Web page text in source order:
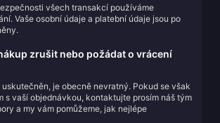
všech transakcí používáme
Vaše osobní údaje a platební údaje jsou po
zrušit nebo požádat o vrácení
je obecně nevratný. Pokud se však
s vaší objednávkou, kontaktujte prosím náš tým
a my vám pomůžeme, jak nejlépe